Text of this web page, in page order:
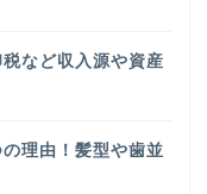
など収入源や資産
理由！髪型や歯並